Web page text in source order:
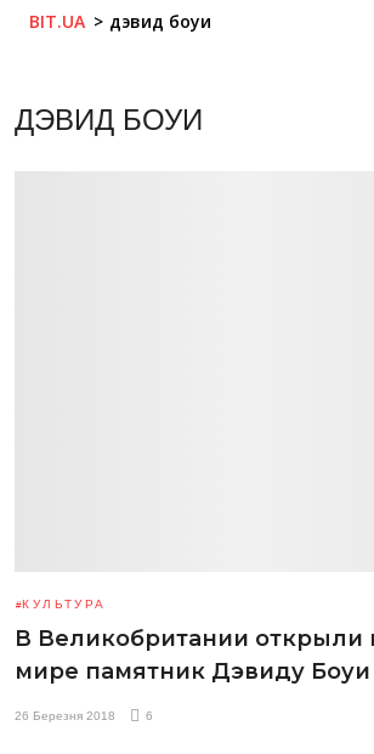
BIT.UA дэвид боуи
ДЭВИД БОУИ
КУЛЬТУРА
В Великобритании открыли
мире памятник Дэвиду Боуи
26 Березня 2018 6